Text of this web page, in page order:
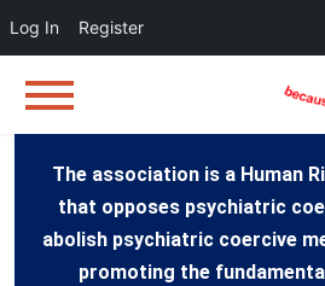
The association is a Human
that opposes psychiatric
abolish psychiatric coercive
promoting the
Log In Register